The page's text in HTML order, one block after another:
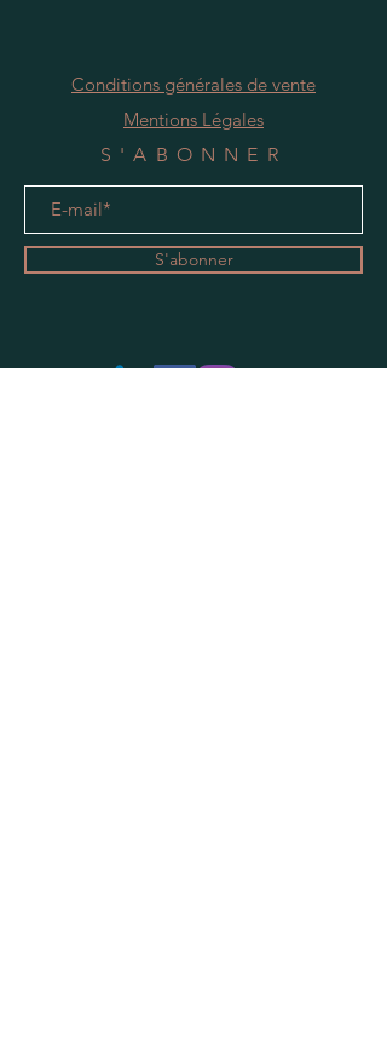
Conditions générales de vente
Mentions Légales
S'ABONNER
S'abonner